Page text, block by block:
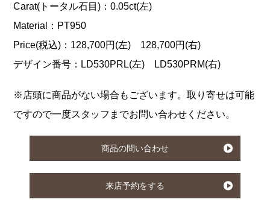
Carat(トータル石目)：0.05ct(左)
Material：PT950
Price(税込)：128,700円(左) 128,700円(右)
デザイン番号：LD530PRL(左) LD530PRM(右)
※店頭に商品がない場合もございます。取り寄せは可能
ですので一度スタッフまでお問い合わせください。
商品の問い合わせ
来店予約をする